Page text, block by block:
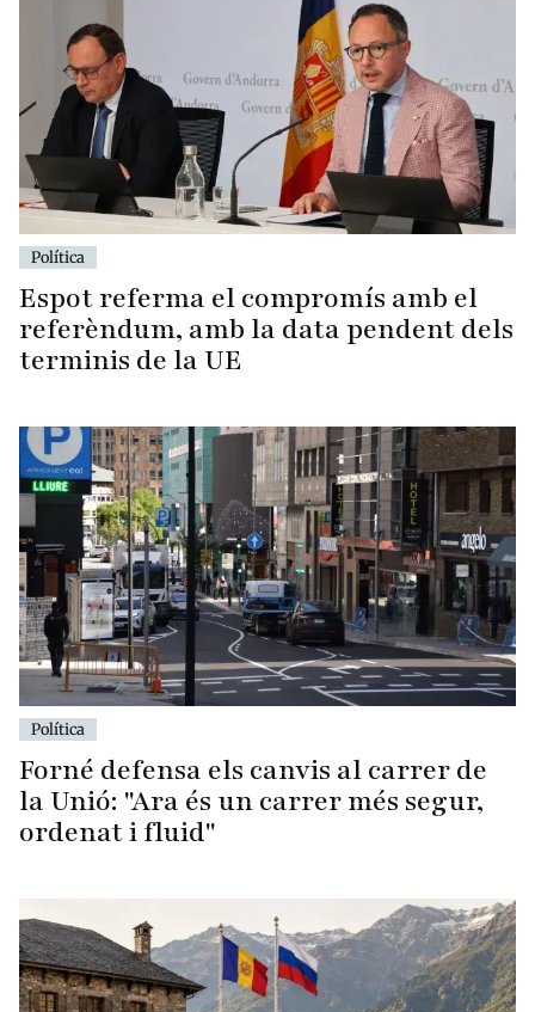
Política
Espot referma el compromís amb el
referèndum, amb la data pendent dels
terminis de la UE
Política
Forné defensa els canvis al carrer de
la Unió: "Ara és un carrer més segur,
ordenat i fluid"